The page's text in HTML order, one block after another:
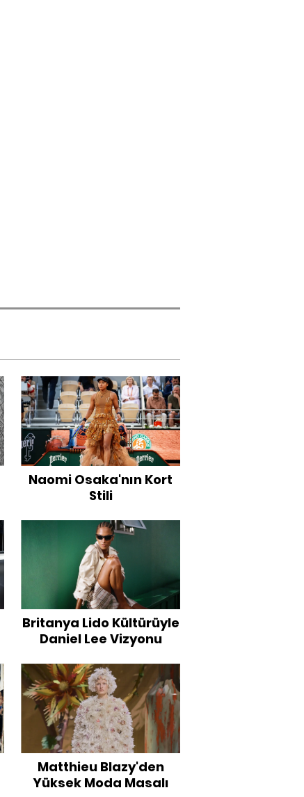
Naomi Osaka'nın Kort
Stili
Britanya Lido Kültürüyle
Daniel Lee Vizyonu
Matthieu Blazy'den
Yüksek Moda Masalı